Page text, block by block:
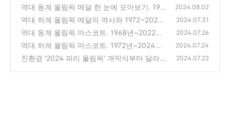
역대 동계 올림픽 메달 한 눈에 모아보기. 192
4년부터 2022년까지
(1)
2024.08.02
역대 하계 올림픽 메달의 역사와 1972~2024
년 메달 모아보기
(0)
2024.07.31
역대 동계 올림픽 마스코트. 1968년~2022년
까지 한 눈에 모아보기
(0)
2024.07.26
역대 하계 올림픽 마스코트. 1972년~2024년
까지 한 눈에 모아보기
(0)
2024.07.24
친환경 '2024 파리 올림픽' 개막식부터 달라진
2024.07.22